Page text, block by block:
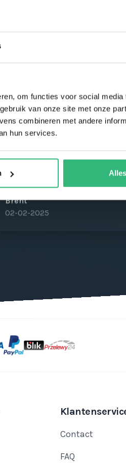
om functies voor social media
van onze site met onze
combineren met andere
hun services.
Het ging snel, makkelijk en
Brent
02-02-2025
Contact
FAQ